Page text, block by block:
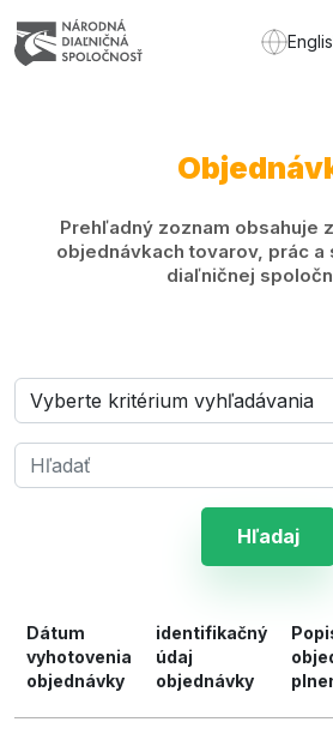
Prehľadný zoznam obsahuje
objednávkach tovarov, prác a
diaľničnej
Hľadaj
Dátum
vyhotovenia
objednávky
identifikačný
údaj
objednávky